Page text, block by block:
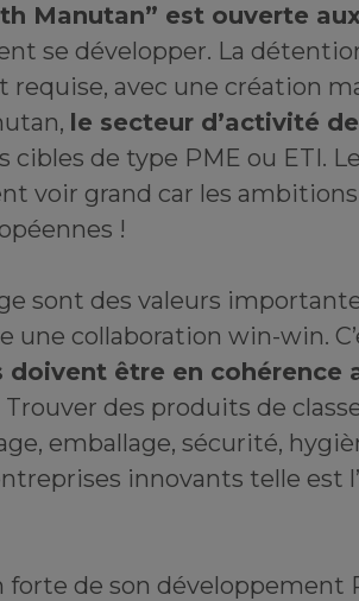
Manutan” est ouverte
se développer. La
requise, avec une création
le secteur d’activité
cibles de type PME ou ETI.
voir grand car les
!
sont des valeurs
une collaboration win-win.
être en cohérence
Trouver des produits de
emballage, sécurité,
innovants telle est
de son développement